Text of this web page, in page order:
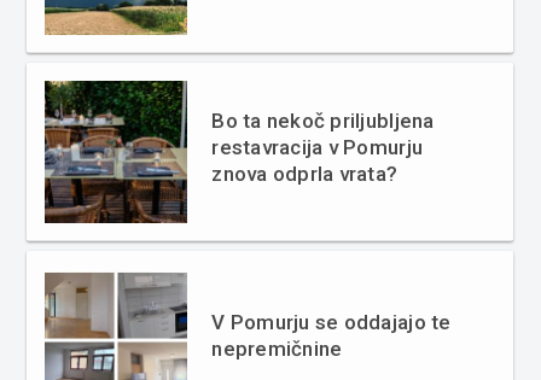
Bo ta nekoč priljubljena
restavracija v Pomurju
znova odprla vrata?
V Pomurju se oddajajo te
nepremičnine